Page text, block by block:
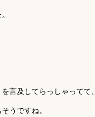
言及してらっしゃってて、
うですね。